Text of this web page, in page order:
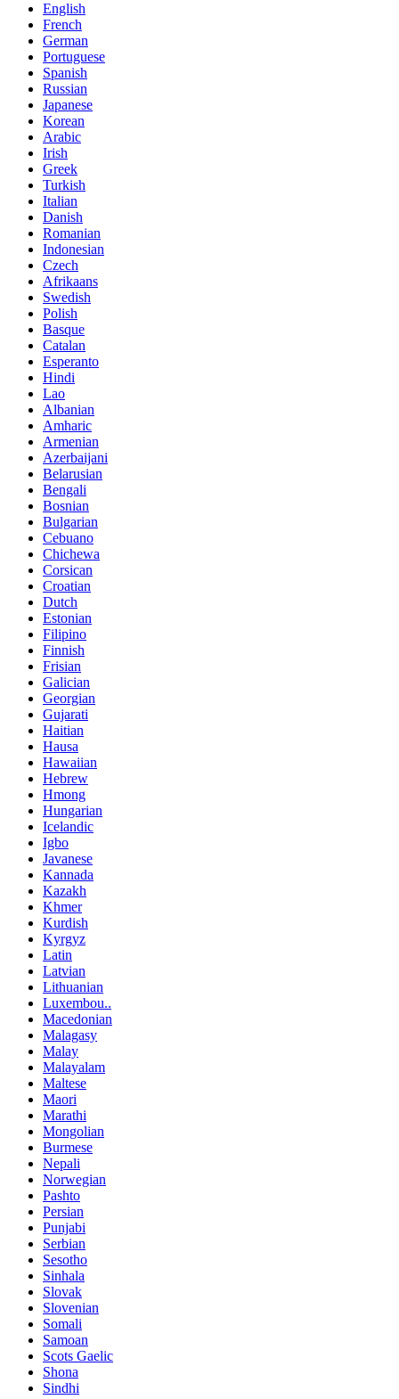
English
French
German
Portuguese
Spanish
Russian
Japanese
Korean
Arabic
Irish
Greek
Turkish
Italian
Danish
Romanian
Indonesian
Czech
Afrikaans
Swedish
Polish
Basque
Catalan
Esperanto
Hindi
Lao
Albanian
Amharic
Armenian
Azerbaijani
Belarusian
Bengali
Bosnian
Bulgarian
Cebuano
Chichewa
Corsican
Croatian
Dutch
Estonian
Filipino
Finnish
Frisian
Galician
Georgian
Gujarati
Haitian
Hausa
Hawaiian
Hebrew
Hmong
Hungarian
Icelandic
Igbo
Javanese
Kannada
Kazakh
Khmer
Kurdish
Kyrgyz
Latin
Latvian
Lithuanian
Luxembou..
Macedonian
Malagasy
Malay
Malayalam
Maltese
Maori
Marathi
Mongolian
Burmese
Nepali
Norwegian
Pashto
Persian
Punjabi
Serbian
Sesotho
Sinhala
Slovak
Slovenian
Somali
Samoan
Scots Gaelic
Shona
Sindhi